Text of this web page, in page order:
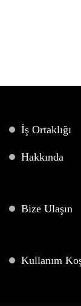
İş Ortaklığı
Hakkında
Bize Ulaşın
Kullanım